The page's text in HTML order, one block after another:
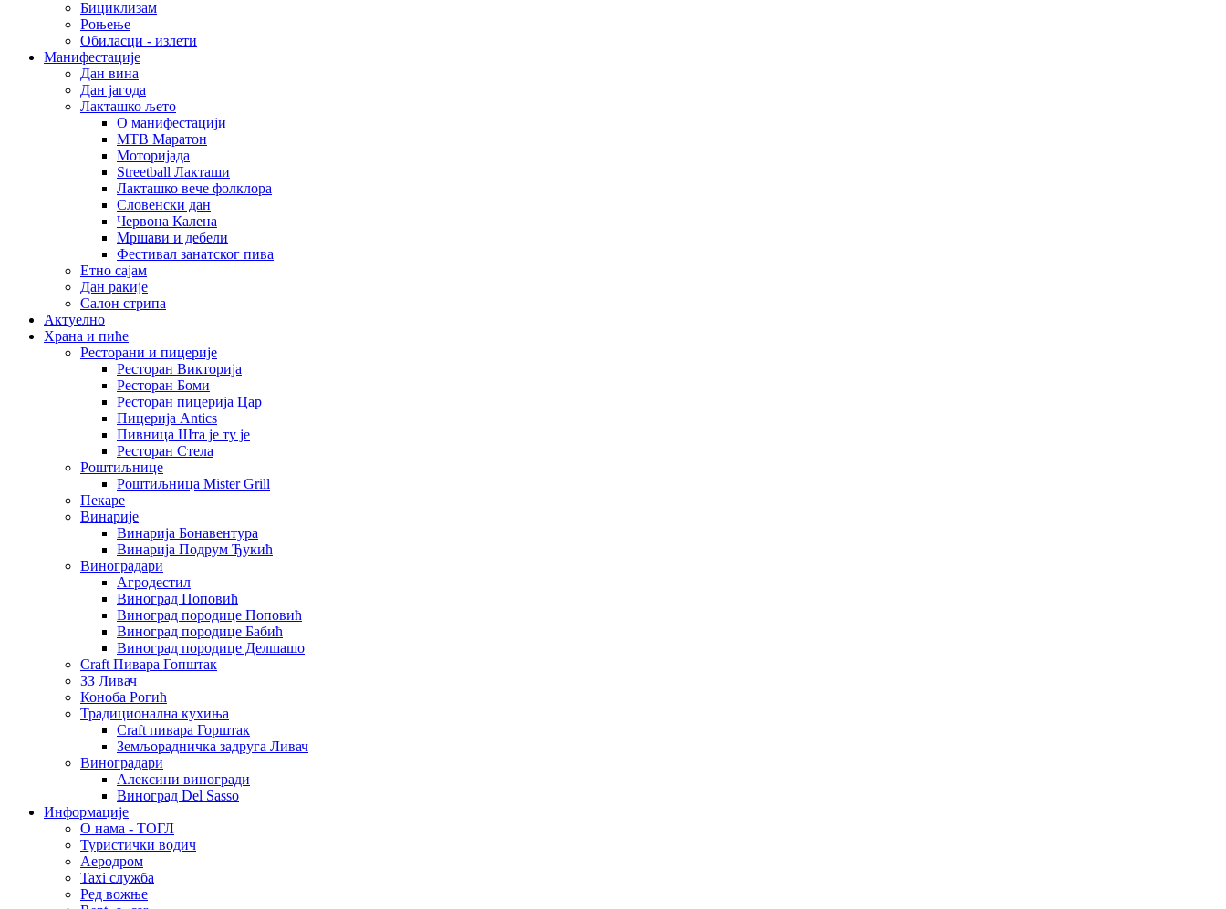
Бициклизам
Роњење
Обиласци - излети
Манифестације
Дан вина
Дан јагода
Лакташко љето
О манифестацији
MTB Маратон
Моторијада
Streetball Лакташи
Лакташко вече фолклора
Словенски дан
Червона Калена
Мршави и дебели
Фестивал занатског пива
Етно сајам
Дан ракије
Салон стрипа
Актуелно
Храна и пиће
Ресторани и пицерије
Ресторан Викторија
Ресторан Боми
Ресторан пицерија Цар
Пицерија Аntics
Пивница Шта је ту је
Ресторан Стела
Роштиљнице
Роштиљница Mister Grill
Пекаре
Винарије
Винарија Бонавентура
Винарија Подрум Ђукић
Виноградари
Агродестил
Виноград Поповић
Виноград породице Поповић
Виноград породице Бабић
Виноград породице Делшашо
Craft Пивара Гопштак
ЗЗ Ливач
Коноба Рогић
Традиционална кухиња
Craft пивара Горштак
Земљорадничка задруга Ливач
Виноградари
Алексини виногради
Виноград Del Sasso
Информације
О нама - ТОГЛ
Туристички водич
Аеродром
Taxi служба
Ред вожње